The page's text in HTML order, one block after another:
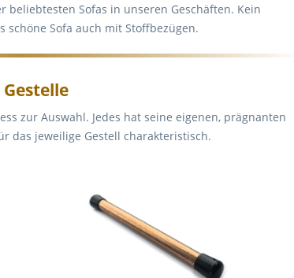
beliebtesten Sofas in unseren Geschäften. Kein
Sofa auch mit Stoffbezügen.
Gestelle
zur Auswahl. Jedes hat seine eigenen, prägnanten
das jeweilige Gestell charakteristisch.